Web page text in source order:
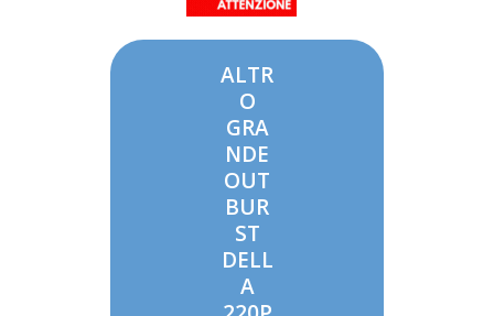
ALTR
O
GRA
NDE
OUT
BUR
ST
DELL
A